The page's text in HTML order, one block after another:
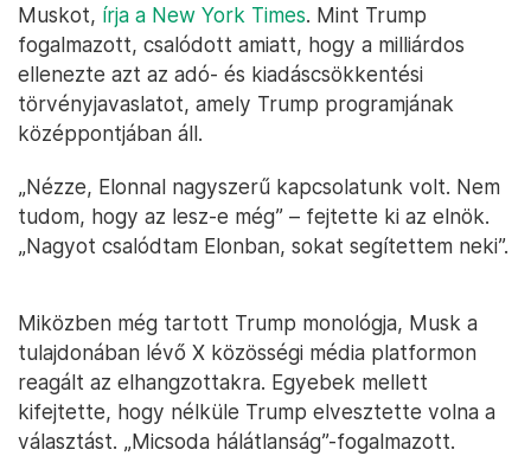
Muskot, írja a New York Times. Mint Trump
fogalmazott, csalódott amiatt, hogy a milliárdos
ellenezte azt az adó- és kiadáscsökkentési
törvényjavaslatot, amely Trump programjának
középpontjában áll.
„Nézze, Elonnal nagyszerű kapcsolatunk volt. Nem
tudom, hogy az lesz-e még” – fejtette ki az elnök.
„Nagyot csalódtam Elonban, sokat segítettem neki”.
Miközben még tartott Trump monológja, Musk a
tulajdonában lévő X közösségi média platformon
reagált az elhangzottakra. Egyebek mellett
kifejtette, hogy nélküle Trump elvesztette volna a
választást. „Micsoda hálátlanság”-fogalmazott.